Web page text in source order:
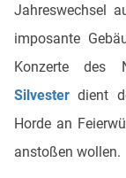
Jahreswechsel
imposante
Konzerte des
Silvester dient
Horde an
anstoßen wollen.